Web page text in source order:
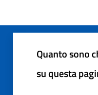
Quanto sono
su questa